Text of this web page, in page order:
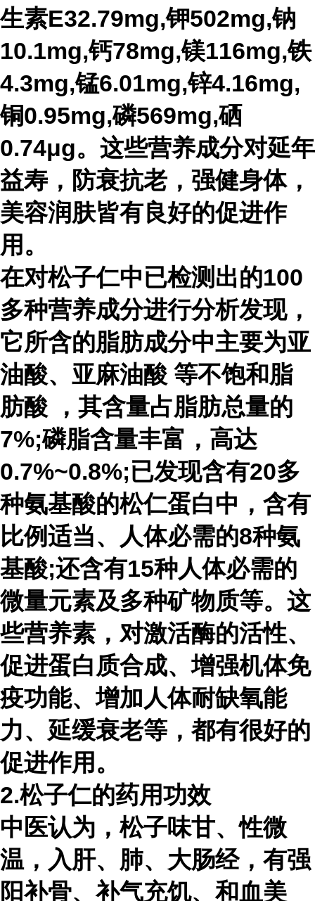
生素E32.79mg,钾502mg,钠
10.1mg,钙78mg,镁116mg,铁
4.3mg,锰6.01mg,锌4.16mg,
铜0.95mg,磷569mg,硒
0.74μg。这些营养成分对延年
益寿，防衰抗老，强健身体，
美容润肤皆有良好的促进作
用。
在对松子仁中已检测出的100
多种营养成分进行分析发现，
它所含的脂肪成分中主要为亚
油酸、 亚麻油酸 等不饱和脂
肪酸
，其含量占脂肪总量的
7%;磷脂含量丰富，高达
0.7%~0.8%;已发现含有20多
种氨基酸的松仁蛋白中，含有
比例适当、人体必需的8种氨
基酸;还含有15种人体必需的
微量元素及多种矿物质等。这
些营养素，对激活酶的活性、
促进蛋白质合成、增强机体免
疫功能、增加人体耐缺氧能
力、延缓衰老等，都有很好的
促进作用。
2.松子仁的药用功效
中医认为，松子味甘、性微
温，入肝、肺、大肠经，有强
阳补骨、补气充饥、和血美